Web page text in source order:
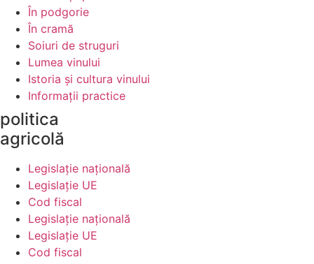
În podgorie
În cramă
Soiuri de struguri
Lumea vinului
Istoria şi cultura vinului
Informaţii practice
politica
agricolă
Legislaţie naţională
Legislaţie UE
Cod fiscal
Legislaţie naţională
Legislaţie UE
Cod fiscal